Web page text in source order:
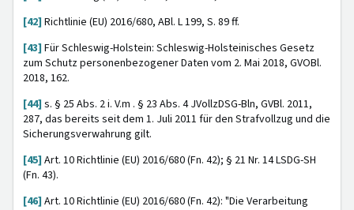
[42] Richtlinie (EU) 2016/680, ABl. L 199, S. 89 ff.
[43] Für Schleswig-Holstein: Schleswig-Holsteinisches Gesetz
zum Schutz personenbezogener Daten vom 2. Mai 2018, GVOBl.
2018, 162.
[44] s. § 25 Abs. 2 i. V.m . § 23 Abs. 4 JVollzDSG-Bln, GVBl. 2011,
287, das bereits seit dem 1. Juli 2011 für den Strafvollzug und die
Sicherungsverwahrung gilt.
[45] Art. 10 Richtlinie (EU) 2016/680 (Fn. 42); § 21 Nr. 14 LSDG-SH
(Fn. 43).
[46] Art. 10 Richtlinie (EU) 2016/680 (Fn. 42): "Die Verarbeitung